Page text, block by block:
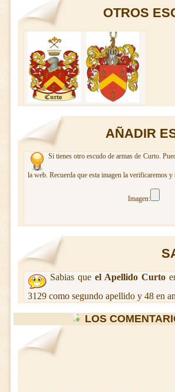
OTROS
AÑADIR
Si tienes otro escudo de armas de Curto.
la web. Recuerda que esta imagen la verificaremos
Imagen:
Sabias que el Apellido Curto
3129 como segundo apellido y 48 en
LOS